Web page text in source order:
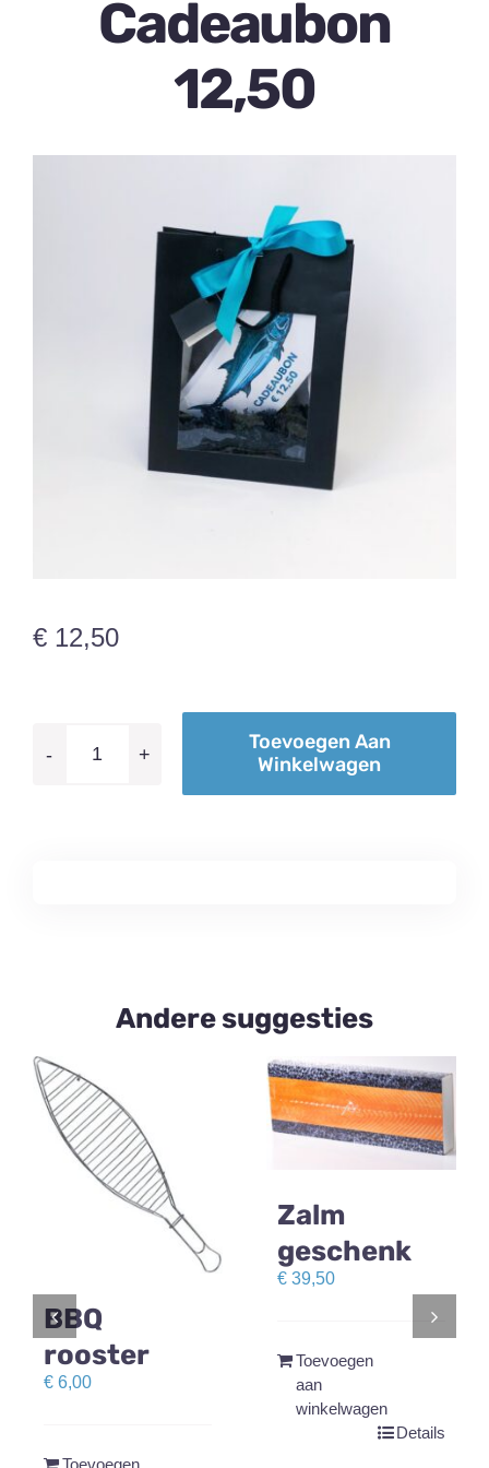
Contact
Cadeaubon
12,50
€ 12,50
Toevoegen Aan
Winkelwagen
Andere suggesties
BBQ
rooster
€ 6,00
Toevoegen
Zalm
geschenk
€ 39,50
Toevoegen
aan
winkelwagen
Details